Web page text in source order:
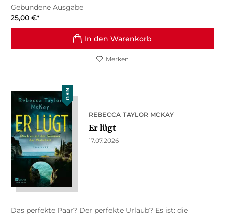
Gebundene Ausgabe
25,00 €*
In den Warenkorb
Merken
NEU
REBECCA TAYLOR MCKAY
Er lügt
17.07.2026
Das perfekte Paar? Der perfekte Urlaub? Es ist: die